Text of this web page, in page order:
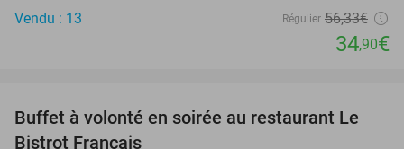
Vendu : 13
Régulier 56,33€
34,90€
25%
Buffet à volonté en soirée au restaurant Le
Bistrot Français